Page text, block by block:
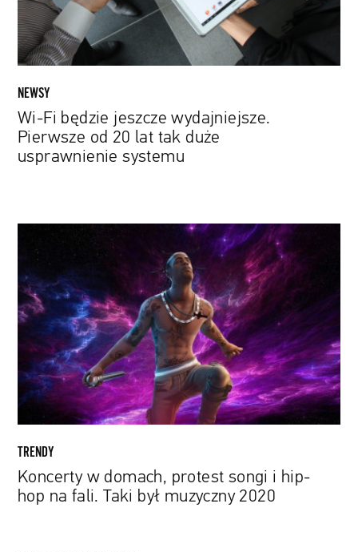
20
lat
tak
duże
usprawnienie
NEWSY
Wi-Fi będzie jeszcze wydajniejsze.
Pierwsze od 20 lat tak duże
usprawnienie systemu
domach,
protest
songi
na
fali.
Taki
był
2020
TRENDY
Koncerty w domach, protest songi i hip-
hop na fali. Taki był muzyczny 2020